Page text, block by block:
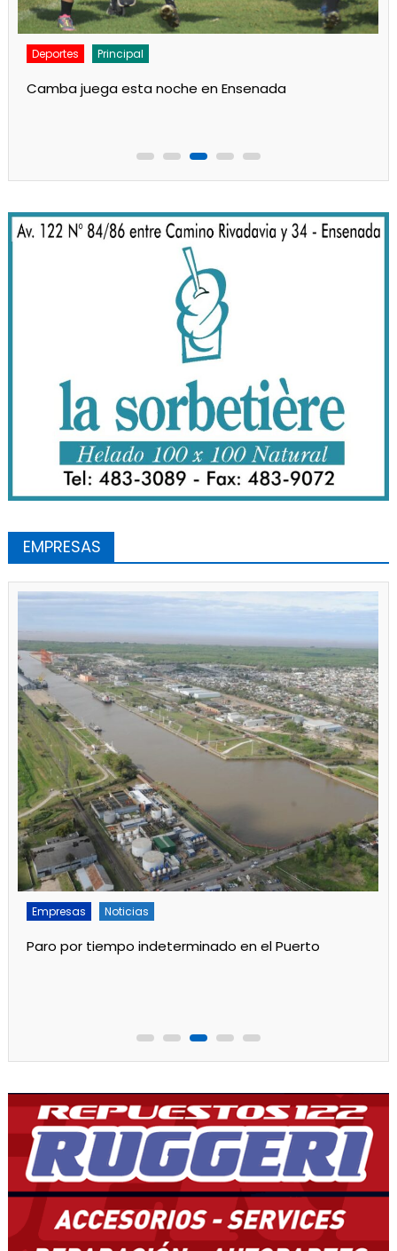
Deportes Noticias
Respaldo al Indio en Defensores
EMPRESAS
Empresas Noticias
Por mejoras en el servicio cortan el agua de 11 a 15